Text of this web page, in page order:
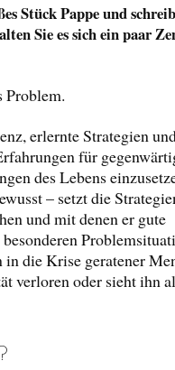
Stück Pappe und
Sie es sich ein paar
Problem.
erlernte Strategien
für
des Lebens
– setzt die
und mit denen er gute
in die Krise geratener
verloren oder sieht ihn